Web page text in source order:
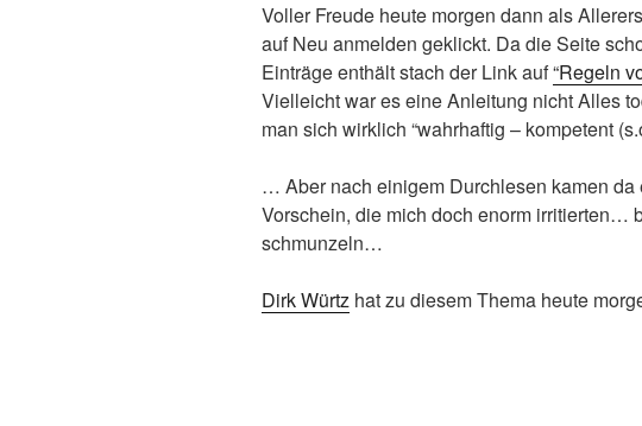
Voller Freude heute morgen dann als
auf Neu anmelden geklickt. Da die Seite
Einträge enthält stach der Link auf“Regeln
Vielleicht war es eine Anleitung nicht Alles
man sich wirklich “wahrhaftig – kompetent
… Aber nach einigem Durchlesen kamen da
Vorschein, die mich doch enorm irritierten…
schmunzeln…
Dirk Würtz hat zu diesem Thema heute